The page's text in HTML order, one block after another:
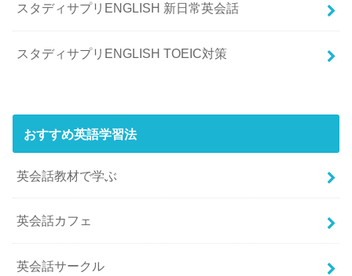
スタディサプリENGLISH 新日常英会話
スタディサプリENGLISH TOEIC対策
おすすめ英語学習法
英会話教材で学ぶ
英会話カフェ
英会話サークル